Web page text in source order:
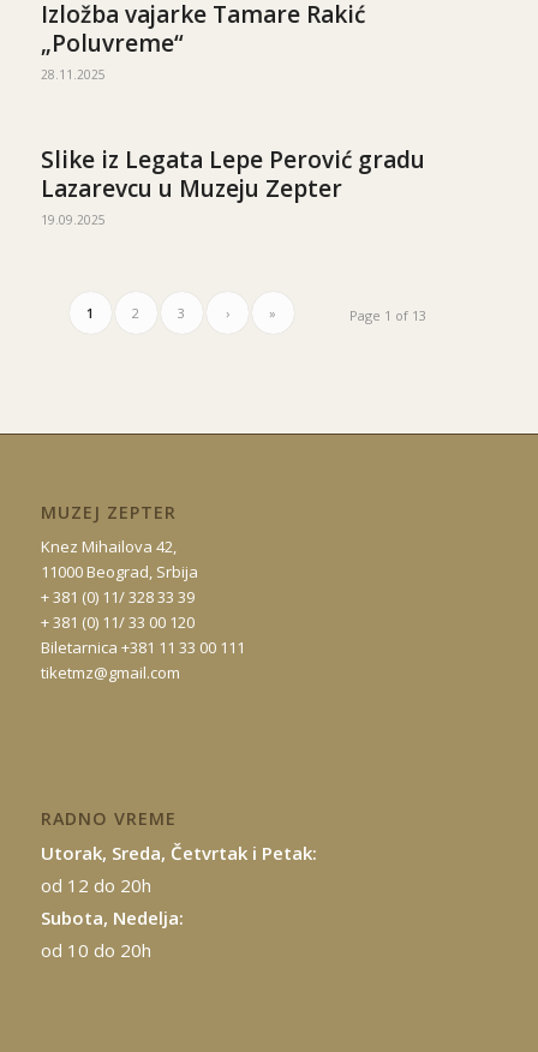
Izložba vajarke Tamare Rakić
„Poluvreme“
28.11.2025
Slike iz Legata Lepe Perović gradu
Lazarevcu u Muzeju Zepter
19.09.2025
Page 1 of 13
1 2 3 › »
MUZEJ ZEPTER
Knez Mihailova 42,
11000 Beograd, Srbija
+ 381 (0) 11/ 328 33 39
+ 381 (0) 11/ 33 00 120
Biletarnica +381 11 33 00 111
tiketmz@gmail.com
RADNO VREME
Utorak, Sreda, Četvrtak i Petak:
od 12 do 20h
Subota, Nedelja:
od 10 do 20h